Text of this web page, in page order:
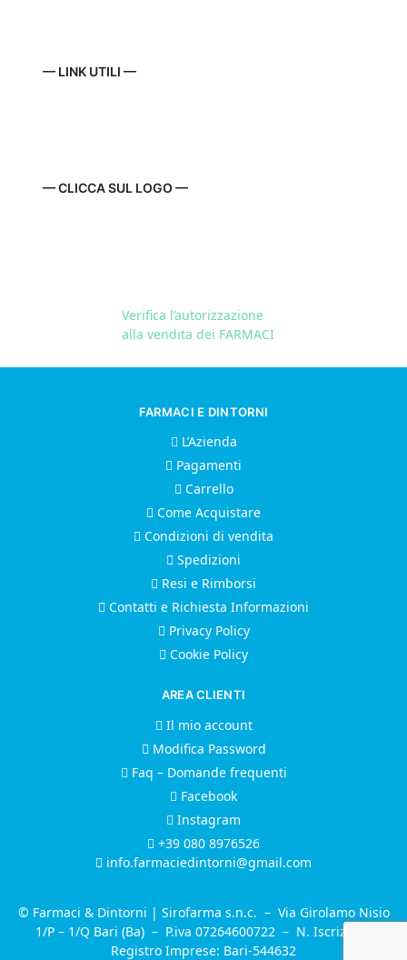
— LINK UTILI —
— CLICCA SUL LOGO —
Verifica l’autorizzazione
alla vendita dei FARMACI
FARMACI E DINTORNI
L’Azienda
Pagamenti
Carrello
Come Acquistare
Condizioni di vendita
Spedizioni
Resi e Rimborsi
Contatti e Richiesta Informazioni
Privacy Policy
Cookie Policy
AREA CLIENTI
Il mio account
Modifica Password
Faq – Domande frequenti
Facebook
Instagram
+39 080 8976526
info.farmaciedintorni@gmail.com
© Farmaci & Dintorni | Sirofarma s.n.c. – Via Girolamo Nisio
1/P – 1/Q Bari (Ba) – P.iva 07264600722 – N. Iscrizione
Registro Imprese: Bari-544632